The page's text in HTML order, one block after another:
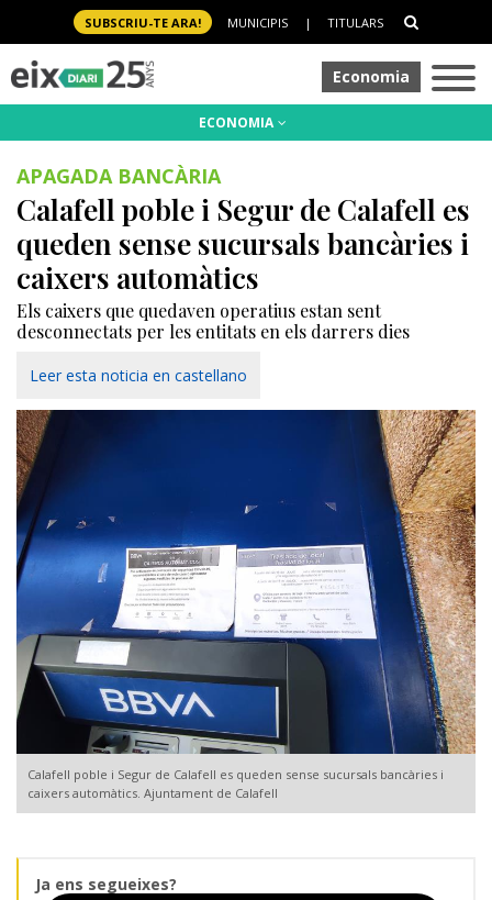
SUBSCRIU-TE ARA! MUNICIPIS | TITULARS
Economia
ECONOMIA
APAGADA BANCÀRIA
Calafell poble i Segur de Calafell es
queden sense sucursals bancàries i
caixers automàtics
Els caixers que quedaven operatius estan sent
desconnectats per les entitats en els darrers dies
Leer esta noticia en castellano
Calafell poble i Segur de Calafell es queden sense sucursals bancàries i
caixers automàtics. Ajuntament de Calafell
Ja ens segueixes?